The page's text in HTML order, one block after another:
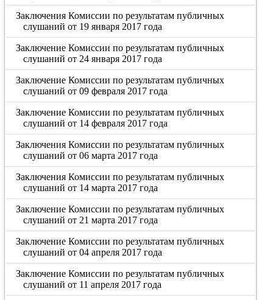
Заключения Комиссии по результатам публичных
слушаний от 19 января 2017 года
Заключение Комиссии по результатам публичных
слушаний от 24 января 2017 года
Заключение Комиссии по результатам публичных
слушаний от 09 февраля 2017 года
Заключение Комиссии по результатам публичных
слушаний от 14 февраля 2017 года
Заключения Комиссии по результатам публичных
слушаний от 06 марта 2017 года
Заключения Комиссии по результатам публичных
слушаний от 14 марта 2017 года
Заключение Комиссии по результатам публичных
слушаний от 21 марта 2017 года
Заключение Комиссии по результатам публичных
слушаний от 04 апреля 2017 года
Заключение Комиссии по результатам публичных
слушаний от 11 апреля 2017 года